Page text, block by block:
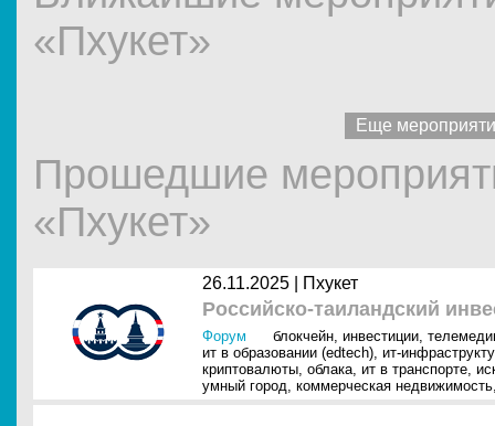
«Пхукет»
Еще
Прошедшие
«Пхукет»
26.11.2025 | Пхукет
Российско-таиландский
Форум блокчейн, инвестиции,
ит в образовании (edtech), ит-
криптовалюты, облака, ит в транспорте,
умный город, коммерческая недвижимость